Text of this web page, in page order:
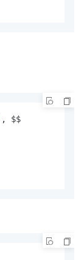
, $$